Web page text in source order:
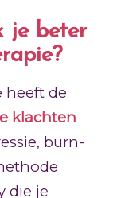
je beter
heeft de
klachten
burn-
die je